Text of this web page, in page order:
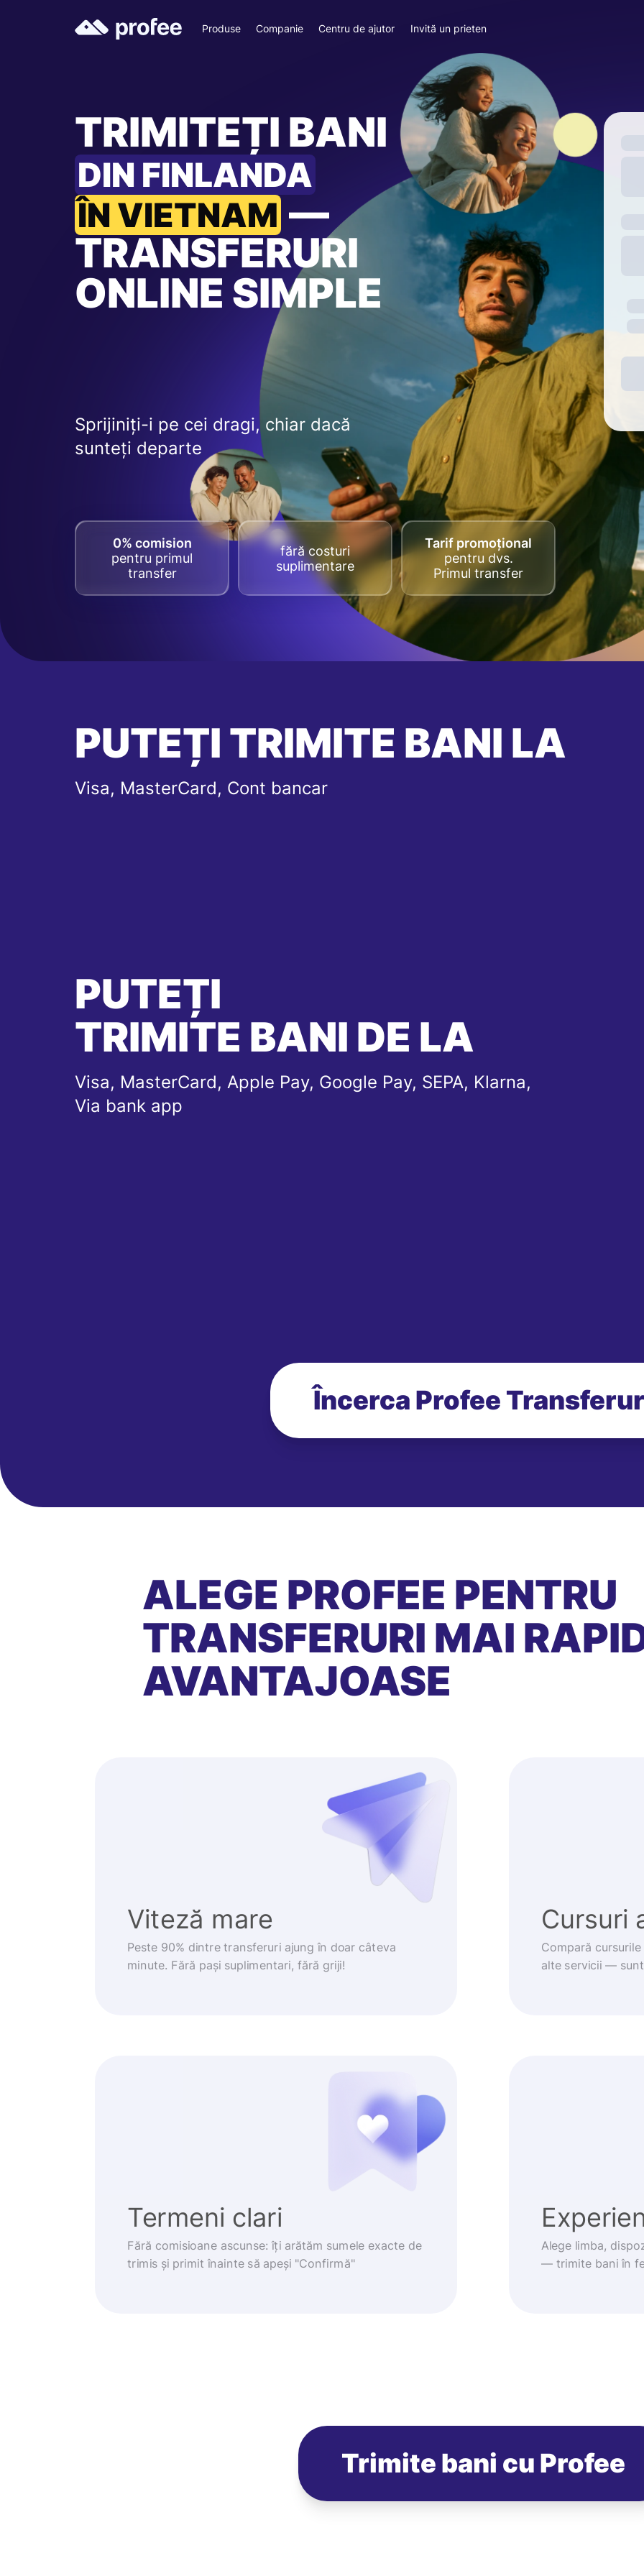
Produse Companie Centru de ajutor Invită un prieten
TRIMITEȚI BANI
DIN FINLANDA
ÎN VIETNAM —
TRANSFERURI
ONLINE SIMPLE
Sprijiniți-i pe cei dragi, chiar dacă
sunteți departe
0% comision
pentru primul
transfer
fără costuri
suplimentare
Tarif promoțional
pentru dvs.
Primul transfer
PUTEȚI TRIMITE BANI LA
Visa, MasterCard, Cont bancar
PUTEȚI
TRIMITE BANI DE LA
Visa, MasterCard, Apple Pay, Google Pay, SEPA, Klarna,
Via bank app
Încerca Profee
ALEGE PROFEE PENTRU
TRANSFERURI MAI
AVANTAJOASE
Viteză mare
Peste 90% dintre transferuri ajung în doar câteva
minute. Fără pași suplimentari, fără griji!
Cursuri
Compară
alte servicii —
Termeni clari
Fără comisioane ascunse: îți arătăm sumele exacte de
trimis și primit înainte să apeși "Confirmă"
Alege limba,
— trimite bani în
Trimite bani cu Profee